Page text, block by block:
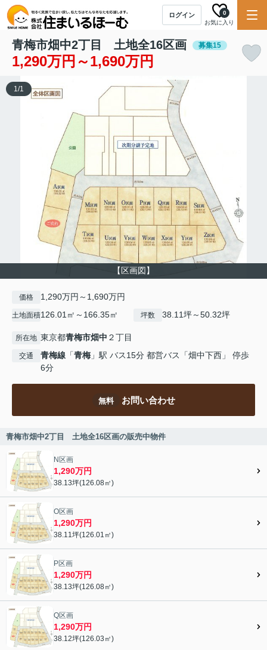
ログイン
お気に入り
0
青梅市畑中2丁目 土地全16区画 募集15
1,290万円～1,690万円
【区画図】
1/1
価格 1,290万円～1,690万円
土地面積126.01㎡～166.35㎡ 坪数 38.11坪～50.32坪
所在地 東京都青梅市畑中 ２丁目
交通 青梅線 「青梅」駅 バス15分 都営バス「畑中下西」 停歩
6分
無料 お問い合わせ
青梅市畑中2丁目 土地全16区画の販売中物件
N区画
1,290万円
38.13坪(126.08㎡)
O区画
1,290万円
38.11坪(126.01㎡)
P区画
1,290万円
38.13坪(126.08㎡)
Q区画
1,290万円
38.12坪(126.03㎡)